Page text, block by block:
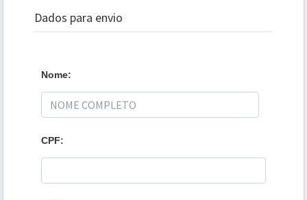
Dados para envio
Nome:
CPF: